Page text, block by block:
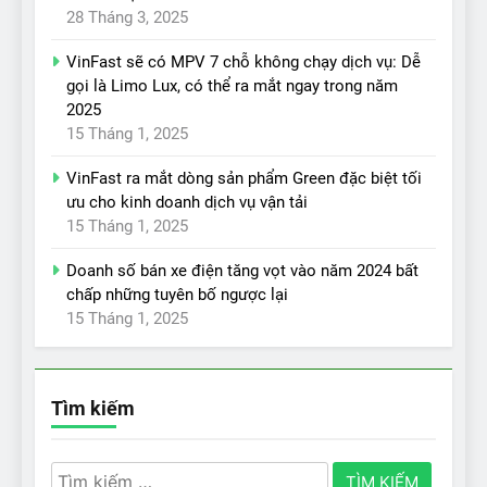
28 Tháng 3, 2025
VinFast sẽ có MPV 7 chỗ không chạy dịch vụ: Dễ
gọi là Limo Lux, có thể ra mắt ngay trong năm
2025
15 Tháng 1, 2025
VinFast ra mắt dòng sản phẩm Green đặc biệt tối
ưu cho kinh doanh dịch vụ vận tải
15 Tháng 1, 2025
Doanh số bán xe điện tăng vọt vào năm 2024 bất
chấp những tuyên bố ngược lại
15 Tháng 1, 2025
Tìm kiếm
Tìm